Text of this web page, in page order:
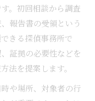
洩防止の実践方法
法的対応ポイント
す法的対応の流れ
理と活用方法
。初回相談から調査
報告書の受領という
きる探偵事務所で
証拠の必要性などを
法を提案します。
や場所、対象者の行